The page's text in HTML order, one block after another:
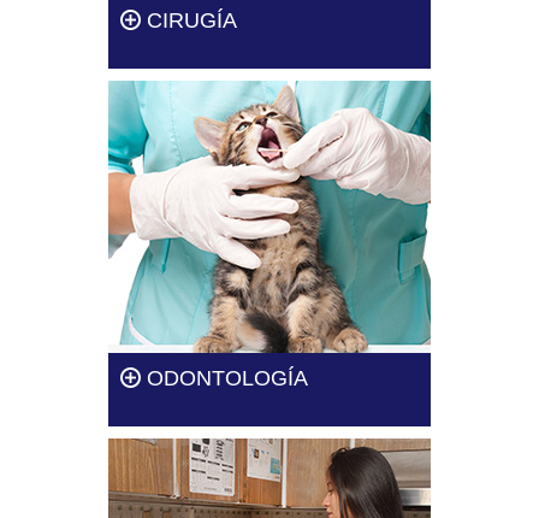
CIRUGÍA
La cirugía es un procedimiento
invasivo delicado que solo debe
ser llevado a cabo por
veterinarios capacitados.
Leer más
ODONTOLOGÍA
La odontología, al igual que
otras áreas de la veterinaria, es
necesaria para tu mascota.